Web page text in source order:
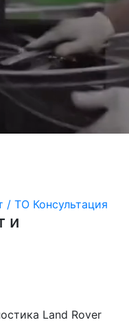
/ ТО Консультация
и
Land Rover